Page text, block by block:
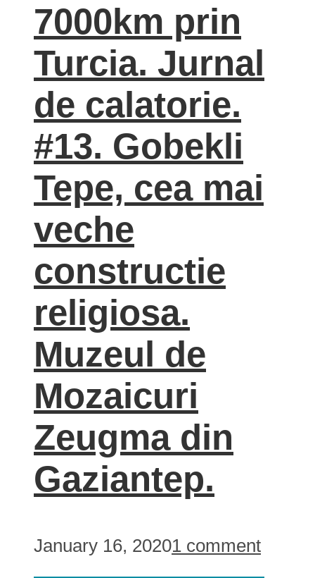
7000km prin
Turcia. Jurnal
de calatorie.
#13. Gobekli
Tepe, cea mai
veche
constructie
religiosa.
Muzeul de
Mozaicuri
Zeugma din
Gaziantep.
January 16, 20201 comment